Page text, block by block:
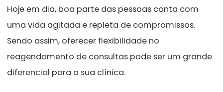
Hoje em dia, boa parte das pessoas conta com
uma vida agitada e repleta de compromissos.
Sendo assim, oferecer flexibilidade no
reagendamento de consultas pode ser um grande
diferencial para a sua clínica.